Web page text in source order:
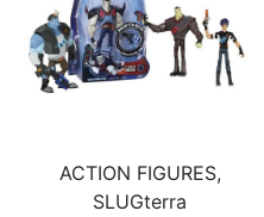
ACTION FIGURES,
SLUGterra